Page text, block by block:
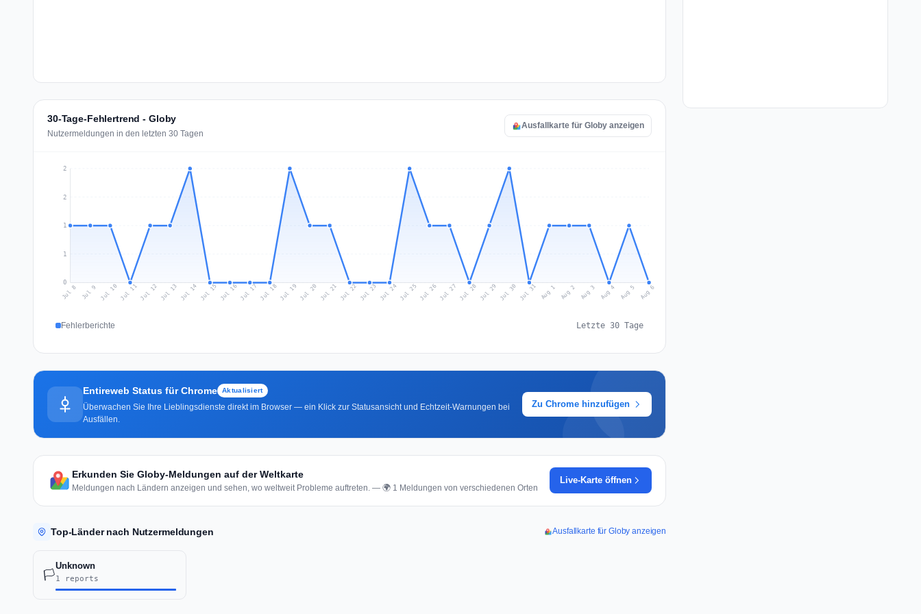
30-Tage-Fehlertrend - Globy
Nutzermeldungen in den letzten 30 Tagen
Ausfallkarte für Globy anzeigen
0
1
1
2
2
Jul 8 Jul 9 Jul 10 Jul 11Jul 12 Jul 13 Jul 14 Jul 15 Jul 16Jul 17 Jul 18Jul 19 Jul 20 Jul 21 Jul 22 Jul 23 Jul 24Jul 25 Jul 26Jul 27 Jul 28 Jul 29 Jul 30 Jul 31 Aug 1 Aug 2 Aug 3 Aug 4 Aug 5 Aug 6
Fehlerberichte Letzte 30 Tage
Entireweb Status für Chrome Aktualisiert
Überwachen Sie Ihre Lieblingsdienste direkt im Browser — ein Klick zur Statusansicht und Echtzeit-Warnungen bei
Ausfällen.
Zu Chrome hinzufügen
Erkunden Sie Globy-Meldungen auf der Weltkarte
Meldungen nach Ländern anzeigen und sehen, wo weltweit Probleme auftreten. — 🌍 1 Meldungen von verschiedenen Orten
Live-Karte öffnen
Top-Länder nach Nutzermeldungen Ausfallkarte für Globy anzeigen
🏳️
Unknown
1 reports